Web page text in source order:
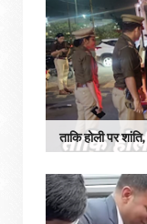
ताकि होली पर